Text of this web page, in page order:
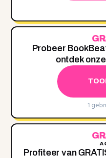
Probeer
ontdek
1
Profiteer van